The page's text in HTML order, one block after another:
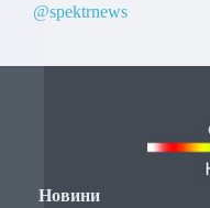
@spektrnews
Новини